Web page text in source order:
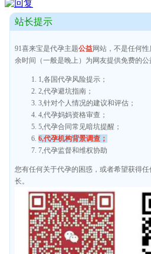
站长提示
91喜来宝是代孕主题公益网站，不是任何
余时间（一般是晚上）为网友提供免费的公
1,各国代孕风险提示；
2,代孕避坑指南；
3,针对个人情况的建议和评估；
4,代孕妈妈资格审查；
5,代孕合同常见暗坑提醒；
6,代孕机构背景调查；
7,代孕监督和维权协助
您有任何关于代孕的困惑，或者希望获得
长。